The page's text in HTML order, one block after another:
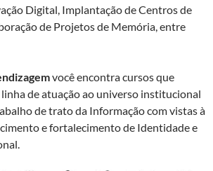
Digital, Implantação de Centros de
de Projetos de Memória, entre
você encontra cursos que
de atuação ao universo institucional
de trato da Informação com vistas à
e fortalecimento de Identidade e